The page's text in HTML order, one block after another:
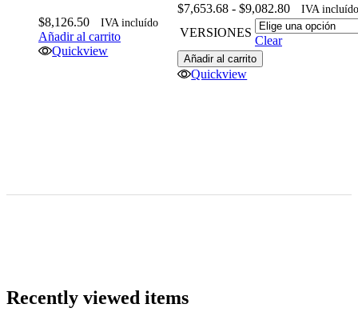
$8,126.50 IVA incluído
Añadir al carrito
Quickview
$7,653.68 - $9,082.80Rango
de
precios:
IVA incluído
VERSIONES
Clear
Añadir al carrito
Quickview
Recently viewed items